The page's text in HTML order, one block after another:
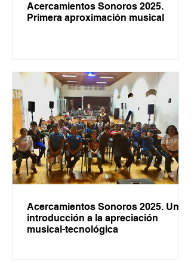
Acercamientos Sonoros 2025.
Primera aproximación musical
Acercamientos Sonoros 2025. Una
introducción a la apreciación
musical-tecnológica